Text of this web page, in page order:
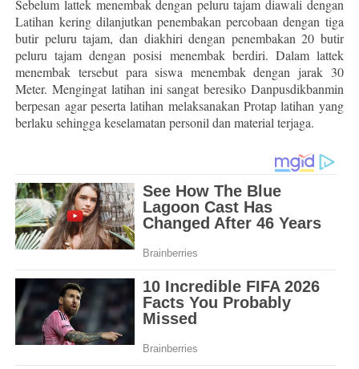
Sebelum lattek menembak dengan peluru tajam diawali dengan
Latihan kering dilanjutkan penembakan percobaan dengan tiga
butir peluru tajam, dan diakhiri dengan penembakan 20 butir
peluru tajam dengan posisi menembak berdiri. Dalam lattek
menembak tersebut para siswa menembak dengan jarak 30
Meter. Mengingat latihan ini sangat beresiko Danpusdikbanmin
berpesan agar peserta latihan melaksanakan Protap latihan yang
berlaku sehingga keselamatan personil dan material terjaga.